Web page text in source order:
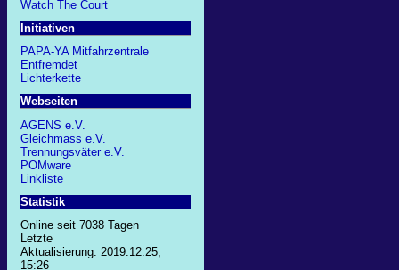
Watch The Court
Initiativen
PAPA-YA Mitfahrzentrale
Entfremdet
Lichterkette
Webseiten
AGENS e.V.
Gleichmass e.V.
Trennungsväter e.V.
POMware
Linkliste
Statistik
Online seit 7038 Tagen
Letzte
Aktualisierung: 2019.12.25,
15:26